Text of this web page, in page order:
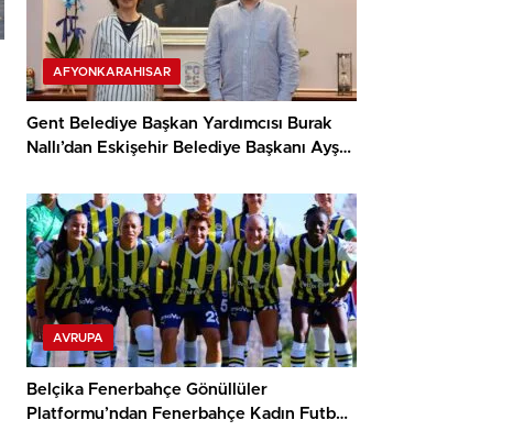
AFYONKARAHISAR
Gent Belediye Başkan Yardımcısı Burak
Nallı’dan Eskişehir Belediye Başkanı Ayşe
AVRUPA
Belçika Fenerbahçe Gönüllüler
Platformu’ndan Fenerbahçe Kadın Futbol